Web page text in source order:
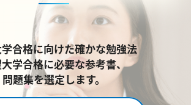
合格に向けた確かな勉強法
学合格に必要な参考書、
問題集を選定します。